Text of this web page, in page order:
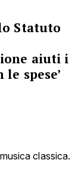
Statuto
aiuti i
spese’
classica.